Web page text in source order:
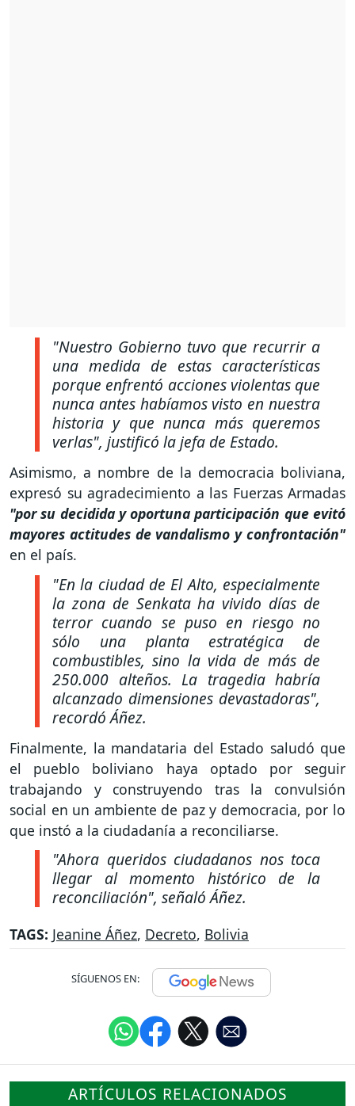
"Nuestro Gobierno tuvo que recurrir a
una medida de estas características
porque enfrentó acciones violentas que
nunca antes habíamos visto en nuestra
historia y que nunca más queremos
verlas", justificó la jefa de Estado.
Asimismo, a nombre de la democracia boliviana,
expresó su agradecimiento a las Fuerzas Armadas
"por su decidida y oportuna participación que evitó
mayores actitudes de vandalismo y confrontación"
en el país.
"En la ciudad de El Alto, especialmente
la zona de Senkata ha vivido días de
terror cuando se puso en riesgo no
sólo una planta estratégica de
combustibles, sino la vida de más de
250.000 alteños. La tragedia habría
alcanzado dimensiones devastadoras",
recordó Áñez.
Finalmente, la mandataria del Estado saludó que
el pueblo boliviano haya optado por seguir
trabajando y construyendo tras la convulsión
social en un ambiente de paz y democracia, por lo
que instó a la ciudadanía a reconciliarse.
"Ahora queridos ciudadanos nos toca
llegar al momento histórico de la
reconciliación", señaló Áñez.
TAGS: Jeanine Áñez, Decreto, Bolivia
SÍGUENOS EN:
ARTÍCULOS RELACIONADOS